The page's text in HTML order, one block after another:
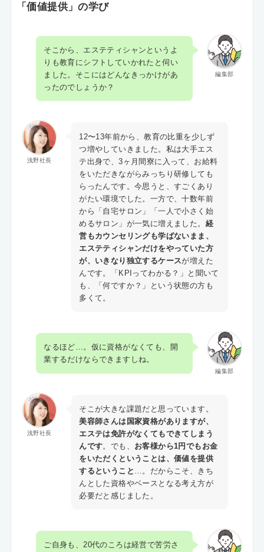
「価値提供」の学び
編集部
そこから、エステティシャンというよ
りも教育にシフトしていかれたと伺い
ました。そこにはどんなきっかけがあ
ったのでしょうか？
浅野社長
12〜13年前から、教育の比重を少しず
つ増やしていきました。私は大手エス
テ出身で、3ヶ月間寮に入って、お給料
をいただきながらみっちり研修しても
らったんです。今思うと、すごくあり
がたい環境でした。一方で、十数年前
から「自宅サロン」「一人で小さく始
めるサロン」が一気に増えました。 経
営もカウンセリングも学ばないまま、
エステティシャンだけをやっていた方
が、いきなり独立するケースが増えた
んです。「KPIってわかる？」と聞いて
も、「何ですか？」という状態の方も
多くて。
編集部
なるほど…。仮に資格がなくても、開
業するだけならできますしね。
浅野社長
そこが大きな課題だと思っています。
美容師さんは国家資格がありますが、
エステは免許がなくてもできてしまう
んです。でも、 お客様から1円でもお金
をいただくということは、価値を提供
するということ
…。だからこそ、きち
んとした資格やベースとなる考え方が
必要だと感じました。
ご自身も、20代のころは経営で苦労さ